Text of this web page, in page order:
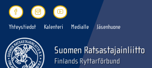
Yhteystiedot Kalenteri Medialle Jäsenhuone
Suomen Ratsastajainliitto
Finlands Ryttarförbund